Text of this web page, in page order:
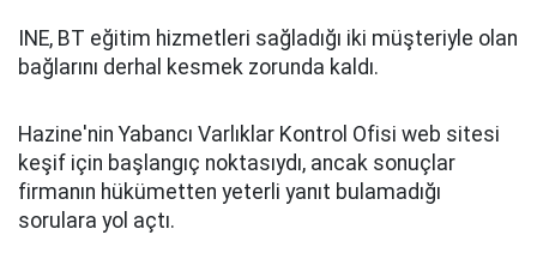
INE, BT eğitim hizmetleri sağladığı iki müşteriyle olan
bağlarını derhal kesmek zorunda kaldı.
Hazine'nin Yabancı Varlıklar Kontrol Ofisi web sitesi
keşif için başlangıç ​​noktasıydı, ancak sonuçlar
firmanın hükümetten yeterli yanıt bulamadığı
sorulara yol açtı.